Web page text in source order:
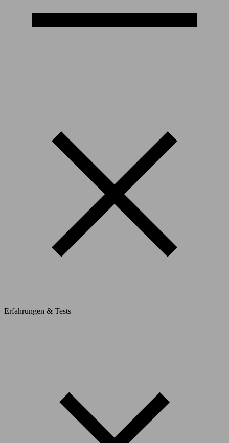
Erfahrungen & Tests